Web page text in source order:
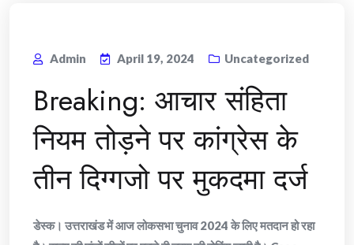
Admin April 19, 2024 Uncategorized
Breaking: आचार संहिता
नियम तोड़ने पर कांग्रेस के
तीन दिग्गजो पर मुकदमा दर्ज
डेस्क। उत्तराखंड में आज लोकसभा चुनाव 2024 के लिए मतदान हो रहा